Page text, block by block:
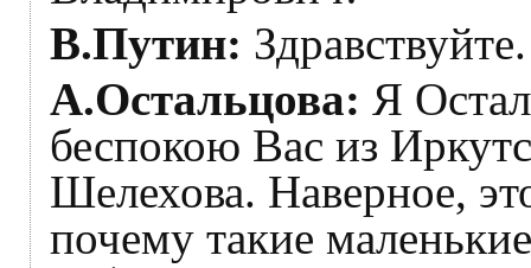
В.Путин: Здравствуйте.
А.Остальцова: Я
беспокою Вас из
Шелехова. Наверное,
почему такие